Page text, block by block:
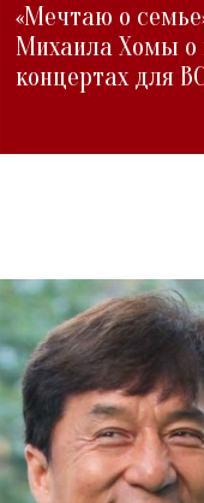
«Мечтаю о
Михаила Хомы о
концертах для